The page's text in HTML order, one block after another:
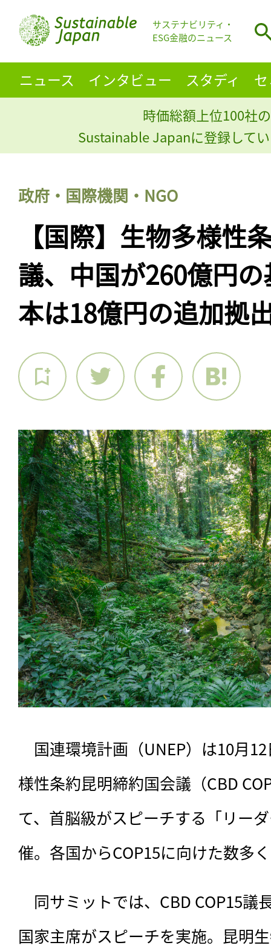
サステナビリティ・
ESG金融のニュース
ニュース インタビュー スタディ
時価総額上位100社
Sustainable Japanに登録して
政府・国際機関・NGO
【国際】生物多様性
議、中国が260億円
本は18億円の追加拠
国連環境計画（UNEP）は10月
様性条約昆明締約国会議（CBD
て、首脳級がスピーチする「リー
催。各国からCOP15に向けた数多
同サミットでは、CBD COP15議
国家主席がスピーチを実施。昆明